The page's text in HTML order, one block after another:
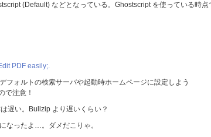
(Default) などとなっている。Ghostscript を使っている時点
PDF easily;.
フォルトの検索サーバや起動時ホームページに設定しよう
で注意！
遅い。Bullzip より遅いくらい？
なったよ…。ダメだこりゃ。